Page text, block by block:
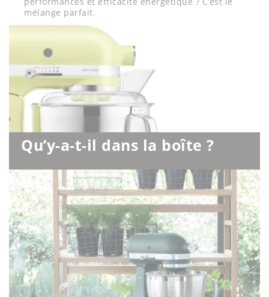
mélange parfait.
Qu’y-a-t-il dans la boîte ?